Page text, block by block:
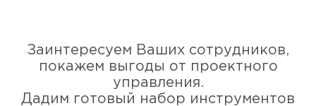
Заинтересуем Ваших сотрудников,
покажем выгоды от проектного
управления.
Дадим готовый набор инструментов